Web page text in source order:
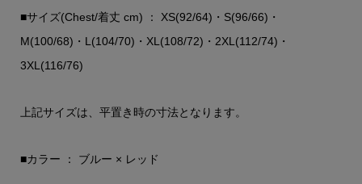
■サイズ(Chest/着丈 cm) ： XS(92/64)・S(96/66)・
M(100/68)・L(104/70)・XL(108/72)・2XL(112/74)・
3XL(116/76)
上記サイズは、平置き時の寸法となります。
■カラー ： ブルー × レッド